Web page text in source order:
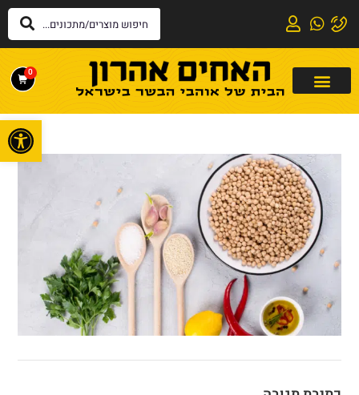
0